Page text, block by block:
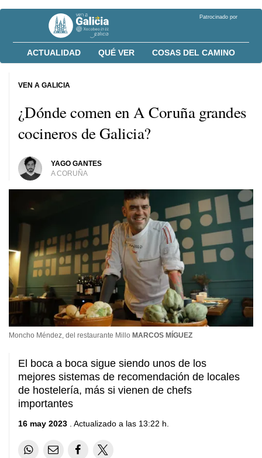
Patrocinado por
ACTUALIDAD QUÉ VER COSAS DEL CAMINO
¿Dónde comen en A Coruña grandes
cocineros de Galicia?
YAGO GANTES
A CORUÑA
VEN A GALICIA
Moncho Méndez, del restaurante Millo MARCOS MÍGUEZ
El boca a boca sigue siendo unos de los
mejores sistemas de recomendación de locales
de hostelería, más si vienen de chefs
importantes
16 may 2023 . Actualizado a las 13:22 h.